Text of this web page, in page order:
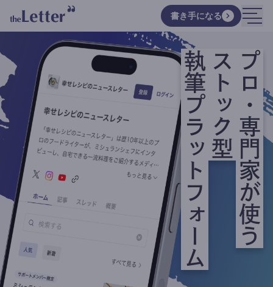
書き手になる
プロ・専門家が使う
ストック型
執筆プラットフォーム